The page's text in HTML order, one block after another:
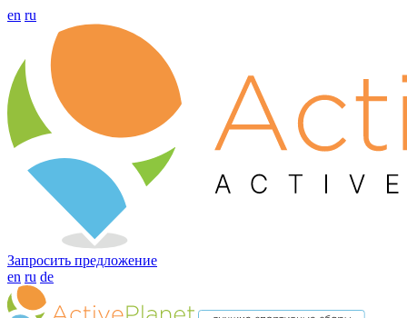
en ru
Запросить предложение
en ru de